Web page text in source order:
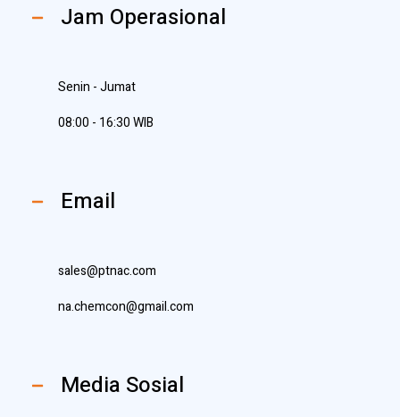
Jam Operasional
Senin - Jumat
08:00 - 16:30 WIB
Email
sales@ptnac.com
na.chemcon@gmail.com
Media Sosial